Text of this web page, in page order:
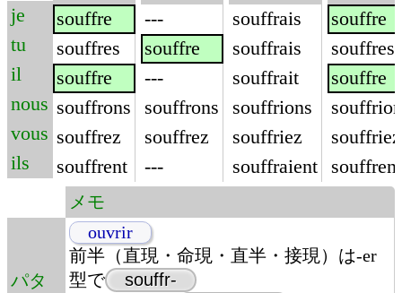
je
tu
il
nous
vous
ils
souffre
souffres
souffre
souffrons
souffrez
souffrent
---
souffre
---
souffrons
souffrez
---
souffrais
souffrais
souffrait
souffrions
souffriez
souffraient
souffre
souffres
souffre
souffriez
souffrent
メモ
パタ
ouvrir
前半（直現・命現・直半・接現）は-er
型で
souffr-